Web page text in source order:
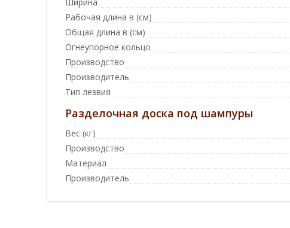
Рабочая длина в (см)
Общая длина в (см)
Огнеупорное кольцо
Производство
Производитель
Тип лезвия
Разделочная доска под шампуры
Вес (кг)
Производство
Материал
Производитель